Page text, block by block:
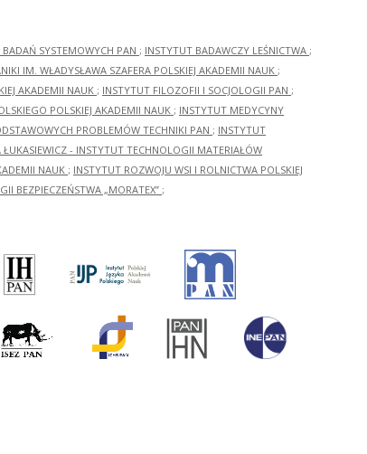
SYSTEMOWYCH PAN ; INSTYTUT BADAWCZY LEŚNICTWA ;
IM. WŁADYSŁAWA SZAFERA POLSKIEJ AKADEMII NAUK ;
AKADEMII NAUK ; INSTYTUT FILOZOFII I SOCJOLOGII PAN ;
POLSKIEJ AKADEMII NAUK ; INSTYTUT MEDYCYNY
PROBLEMÓW TECHNIKI PAN ; INSTYTUT
ŁUKASIEWICZ - INSTYTUT TECHNOLOGII MATERIAŁÓW
NAUK ; INSTYTUT ROZWOJU WSI I ROLNICTWA POLSKIEJ
BEZPIECZEŃSTWA „MORATEX” ;